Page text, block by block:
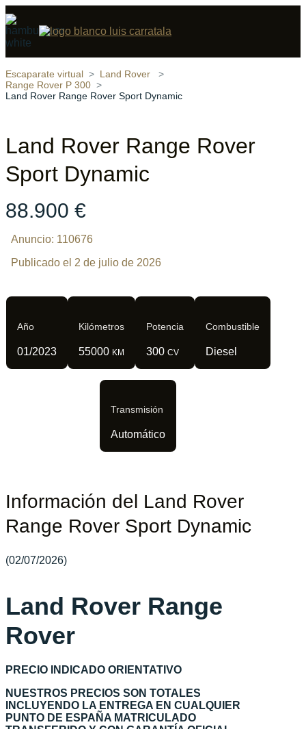
‹ ›
Compartir
Escaparate virtual
Land Rover
Range Rover P 300
Land Rover Range Rover Sport Dynamic
Land Rover Range Rover
Sport Dynamic
88.900 €
Anuncio: 110676
Publicado el 2 de julio de 2026
Año
01/2023
Kilómetros
55000 KM
Potencia
300 CV
Combustible
Diesel
Transmisión
Automático
Información del Land Rover
Range Rover Sport Dynamic
(02/07/2026)
Land Rover Range
Rover
PRECIO INDICADO ORIENTATIVO
NUESTROS PRECIOS SON TOTALES
INCLUYENDO LA ENTREGA EN CUALQUIER
PUNTO DE ESPAÑA MATRICULADO